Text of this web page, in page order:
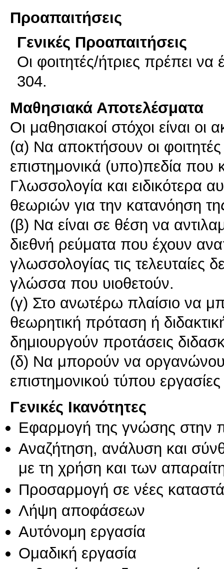
Προαπαιτήσεις
Γενικές Προαπαιτήσεις
Οι φοιτητές/ήτριες πρέπει
304.
Μαθησιακά Αποτελέσματα
Οι μαθησιακοί στόχοι είναι οι
(α) Να αποκτήσουν οι φοιτητές
επιστημονικά (υπο)πεδία που
Γλωσσολογία και ειδικότερα
θεωριών για την κατανόηση
(β) Να είναι σε θέση να
διεθνή ρεύματα που έχουν
γλωσσολογίας τις τελευταίες
γλώσσα που υιοθετούν.
(γ) Στο ανωτέρω πλαίσιο να
θεωρητική πρόταση ή
δημιουργούν προτάσεις
(δ) Να μπορούν να
επιστημονικού τύπου
Γενικές Ικανότητες
Εφαρμογή της γνώσης στην
Αναζήτηση, ανάλυση και
με τη χρήση και των
Προσαρμογή σε νέες
Λήψη αποφάσεων
Αυτόνομη εργασία
Ομαδική εργασία